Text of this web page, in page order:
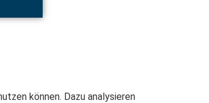
können. Dazu analysieren